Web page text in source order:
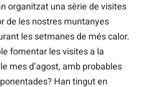
organitzat una sèrie de visites
de les nostres muntanyes
les setmanes de més calor.
fomentar les visites a la
mes d’agost, amb probables
Han tingut en